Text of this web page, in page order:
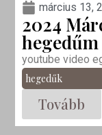
március 13,
2024
hegedűm
youtube video
hegedűk
Tovább